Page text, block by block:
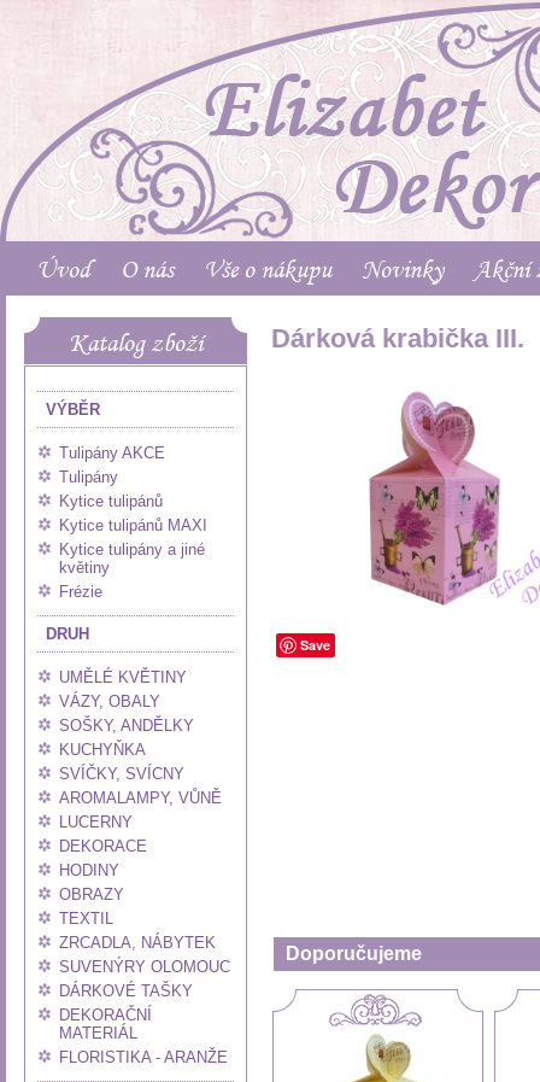
Úvod O nás Vše o nákupu Novinky Akční
Katalog zboží
VÝBĚR
Tulipány AKCE
Tulipány
Kytice tulipánů
Kytice tulipánů MAXI
Kytice tulipány a jiné
květiny
Frézie
DRUH
UMĚLÉ KVĚTINY
VÁZY, OBALY
SOŠKY, ANDĚLKY
KUCHYŇKA
SVÍČKY, SVÍCNY
AROMALAMPY, VŮNĚ
LUCERNY
DEKORACE
HODINY
OBRAZY
TEXTIL
ZRCADLA, NÁBYTEK
SUVENÝRY OLOMOUC
DÁRKOVÉ TAŠKY
DEKORAČNÍ
MATERIÁL
FLORISTIKA - ARANŽE
Dárková krabička III.
Save
Doporučujeme